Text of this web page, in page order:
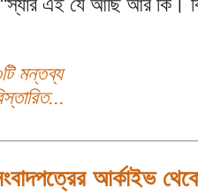
"স্যার এই যে আছি আর কি।
মন্তব্য
আর্কাইভ